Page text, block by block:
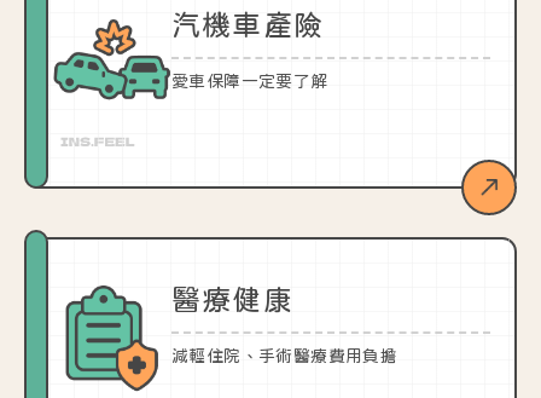
汽機車產險
愛車保障一定要了解
醫療健康
減輕住院、手術醫療費用負擔